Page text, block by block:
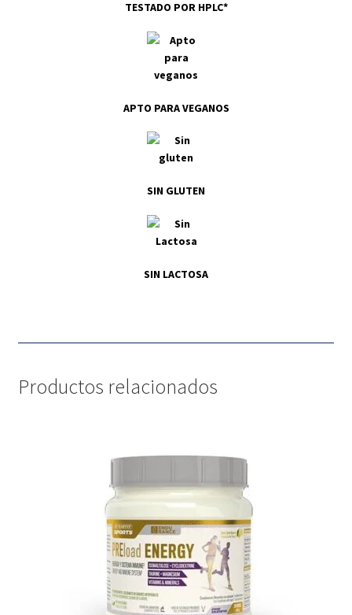
TESTADO POR HPLC*
APTO PARA VEGANOS
SIN GLUTEN
SIN LACTOSA
Productos relacionados